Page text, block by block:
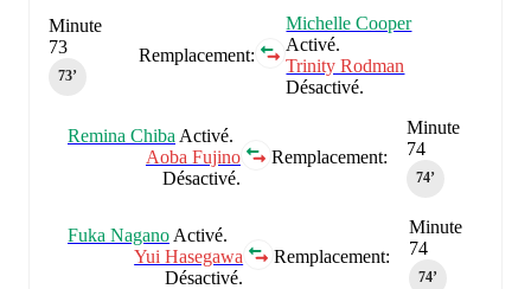
Remplacement:
Michelle Cooper
Activé.
Trinity Rodman
Désactivé.
Minute
73
73‎’‎
Minute
74
74‎’‎
Remplacement:
Remina Chiba Activé.
Aoba Fujino
Désactivé.
Minute
74
74‎’‎
Remplacement:
Fuka Nagano Activé.
Yui Hasegawa
Désactivé.